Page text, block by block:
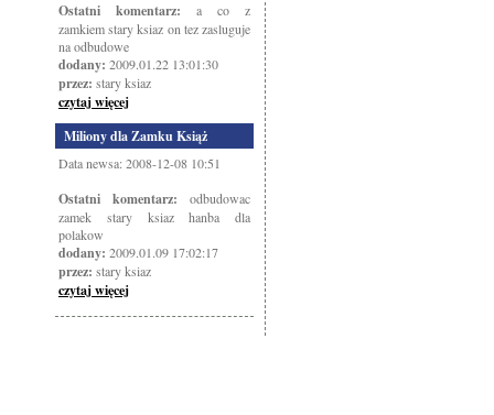
Ostatni komentarz: a co z
zamkiem stary ksiaz on tez zasluguje
na odbudowe
dodany: 2009.01.22 13:01:30
przez: stary ksiaz
czytaj więcej
Miliony dla Zamku Książ
Data newsa: 2008-12-08 10:51
Ostatni komentarz: odbudowac
zamek stary ksiaz hanba dla
polakow
dodany: 2009.01.09 17:02:17
przez: stary ksiaz
czytaj więcej